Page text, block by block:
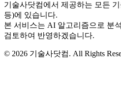
기술사닷컴에서 제공하는 모든
등)에 있습니다.
본 서비스는 AI 알고리즘으로 분
검토하여 반영하겠습니다.
© 2026 기술사닷컴. All Rights